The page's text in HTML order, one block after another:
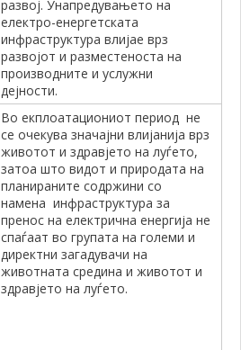
развој. Унапредувањето на
електро-енергетската
инфраструктура влијае врз
развојот и разместеноста на
производните и услужни
дејности.
Во екплоатациониот период не
се очекува значајни влијанија врз
животот и здравјето на луѓето,
затоа што видот и природата на
планираните содржини со
намена инфраструктура за
пренос на електрична енергија не
спаѓаат во групата на големи и
директни загадувачи на
животната средина и животот и
здравјето на луѓето.